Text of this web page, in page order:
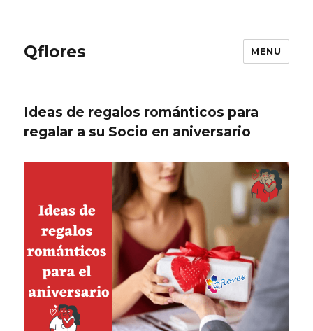
Qflores MENU
Ideas de regalos románticos para
regalar a su Socio en aniversario